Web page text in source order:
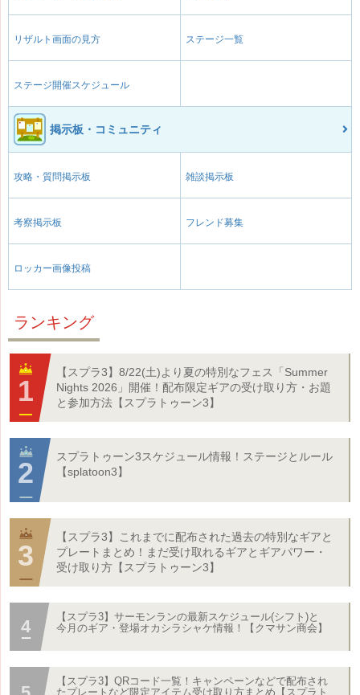
リザルト画面の見方 ステージ一覧
ステージ開催スケジュール
掲示板・コミュニティ
攻略・質問掲示板 雑談掲示板
考察掲示板 フレンド募集
ロッカー画像投稿
ランキング
【スプラ3】8/22(土)より夏の特別なフェス「Summer
Nights 2026」開催！配布限定ギアの受け取り方・お題
と参加方法【スプラトゥーン3】
スプラトゥーン3スケジュール情報！ステージとルール
【splatoon3】
【スプラ3】これまでに配布された過去の特別なギアと
プレートまとめ！まだ受け取れるギアとギアパワー・
受け取り方【スプラトゥーン3】
【スプラ3】サーモンランの最新スケジュール(シフト)と
今月のギア・登場オカシラシャケ情報！【クマサン商会】
【スプラ3】QRコード一覧！キャンペーンなどで配布され
たプレートなど限定アイテム受け取り方まとめ【スプラト